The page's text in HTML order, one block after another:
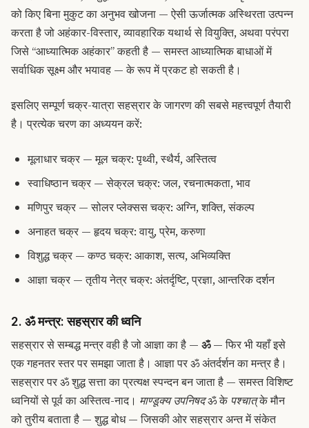
को किए बिना मुकुट का अनुभव खोजना — ऐसी ऊर्जात्मक अस्थिरता उत्पन्न
करता है जो अहंकार-विस्तार, व्यावहारिक यथार्थ से वियुक्ति, अथवा परंपरा
जिसे “आध्यात्मिक अहंकार” कहती है — समस्त आध्यात्मिक बाधाओं में
सर्वाधिक सूक्ष्म और भयावह — के रूप में प्रकट हो सकती है।
इसलिए सम्पूर्ण चक्र-यात्रा सहस्रार के जागरण की सबसे महत्त्वपूर्ण तैयारी
है। प्रत्येक चरण का अध्ययन करें:
मूलाधार चक्र — मूल चक्र: पृथ्वी, स्थैर्य, अस्तित्व
स्वाधिष्ठान चक्र — सेक्रल चक्र: जल, रचनात्मकता, भाव
मणिपुर चक्र — सोलर प्लेक्सस चक्र: अग्नि, शक्ति, संकल्प
अनाहत चक्र — हृदय चक्र: वायु, प्रेम, करुणा
विशुद्ध चक्र — कण्ठ चक्र: आकाश, सत्य, अभिव्यक्ति
आज्ञा चक्र — तृतीय नेत्र चक्र: अंतर्दृष्टि, प्रज्ञा, आन्तरिक दर्शन
2. ॐ मन्त्र: सहस्रार की ध्वनि
सहस्रार से सम्बद्ध मन्त्र वही है जो आज्ञा का है — ॐ— फिर भी यहाँ इसे
एक गहनतर स्तर पर समझा जाता है। आज्ञा पर ॐ अंतर्दर्शन का मन्त्र है।
सहस्रार पर ॐ शुद्ध सत्ता का प्रत्यक्ष स्पन्दन बन जाता है — समस्त विशिष्ट
ध्वनियों से पूर्व का अस्तित्व-नाद। माण्डूक्य उपनिषदॐ के पश्चात्के मौन
को तुरीय बताता है — शुद्ध बोध — जिसकी ओर सहस्रार अन्त में संकेत